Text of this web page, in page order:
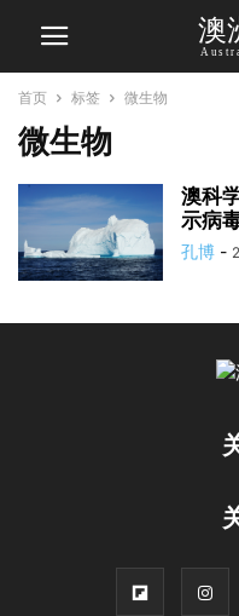
澳
首页 标签 微生物
微生物
澳科
示病
孔博 -